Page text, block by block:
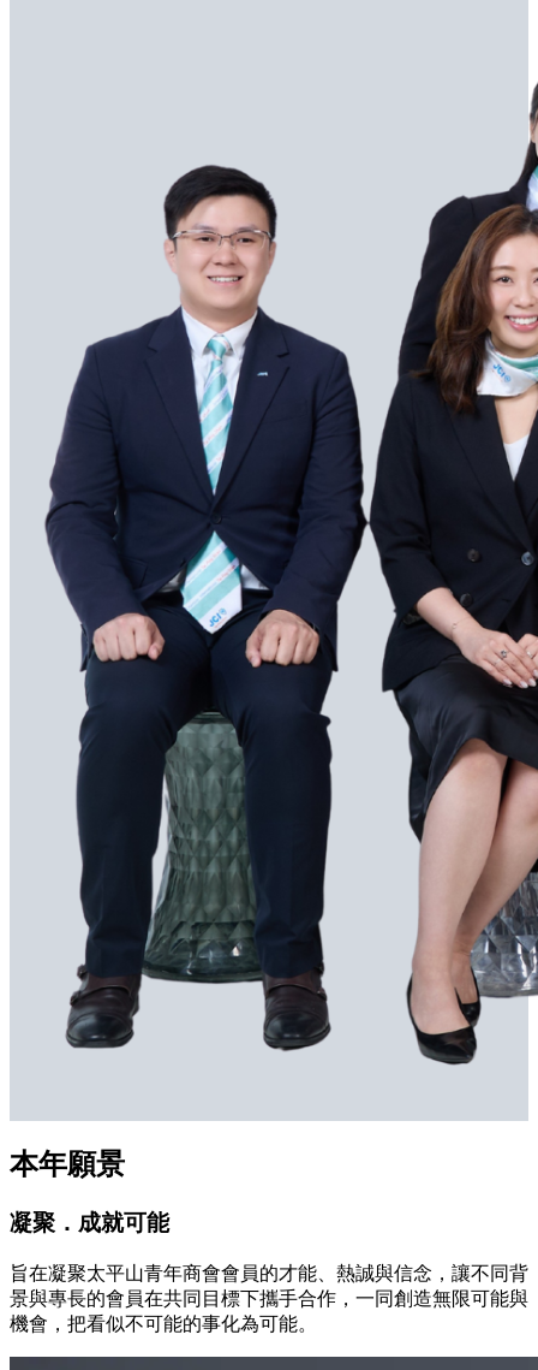
本年願景
凝聚．成就可能
旨在凝聚太平山青年商會會員的才能、熱誠與信念，讓不同背
景與專長的會員在共同目標下攜手合作，一同創造無限可能與
機會，把看似不可能的事化為可能。